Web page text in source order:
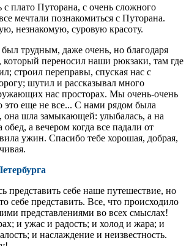
плато Путорана, с очень сложного
мечтали познакомиться с Путорана.
незнакомую, суровую красоту.
был трудным, даже очень, но благодаря
который переносил наши рюкзаки, там где
строил переправы, спуская нас с
шутил и рассказывал много
нас просторах. Мы очень-очень
это еще не все... С нами рядом была
шла замыкающей: улыбалась, а на
обед, а вечером когда все падали от
ужин. Спасибо тебе хорошая, добрая,
представить себе наше путешествие, но
себе представить. Все, что происходило
представлениями во всех смыслах!
и ужас и радость; и холод и жара; и
и наслаждение и неизвестность.